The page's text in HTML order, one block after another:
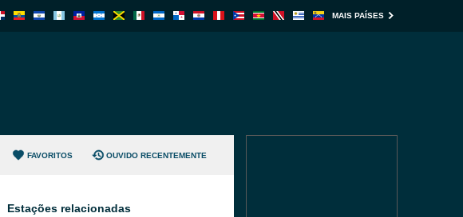
MAIS PAÍSES
FAVORITOS OUVIDO RECENTEMENTE
Estações relacionadas